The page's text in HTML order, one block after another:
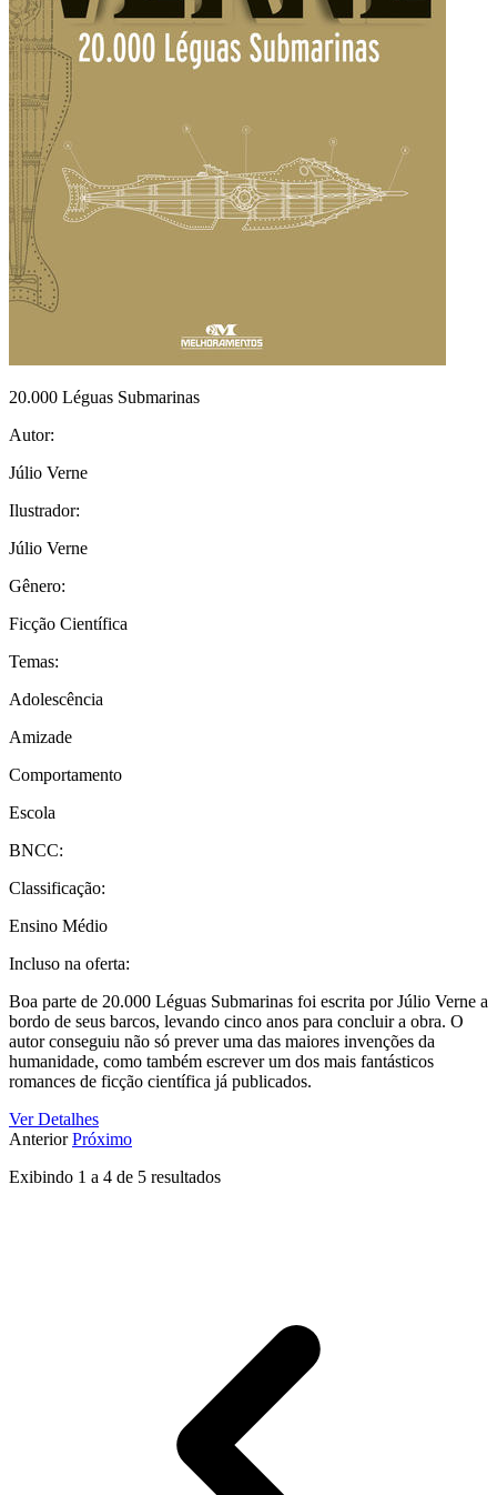
20.000 Léguas Submarinas
Autor:
Júlio Verne
Ilustrador:
Júlio Verne
Gênero:
Ficção Científica
Temas:
Adolescência
Amizade
Comportamento
Escola
BNCC:
Classificação:
Ensino Médio
Incluso na oferta:
Boa parte de 20.000 Léguas Submarinas foi escrita por Júlio Verne a
bordo de seus barcos, levando cinco anos para concluir a obra. O
autor conseguiu não só prever uma das maiores invenções da
humanidade, como também escrever um dos mais fantásticos
romances de ficção científica já publicados.
Ver Detalhes
AnteriorPróximo
Exibindo 1 a 4 de 5 resultados